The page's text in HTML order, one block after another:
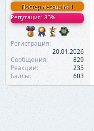
Постер месяца № 1
Репутация: 83%
Регистрация
20.01.2026
Сообщения
829
Реакции
235
Баллы
603